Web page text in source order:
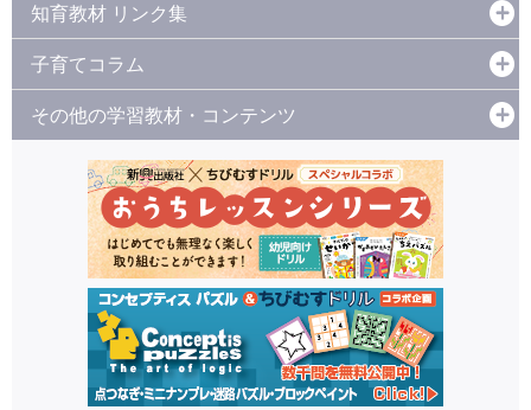
知育教材 リンク集
子育てコラム
その他の学習教材・コンテンツ